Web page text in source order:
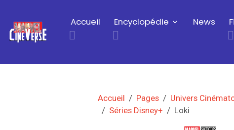
Accueil Encyclopédie News
Accueil Pages Univers
Séries Disney+
Loki